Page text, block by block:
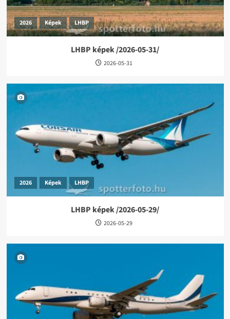
2026 Képek LHBP
LHBP képek /2026-05-31/
2026-05-31
2026 Képek LHBP
LHBP képek /2026-05-29/
2026-05-29